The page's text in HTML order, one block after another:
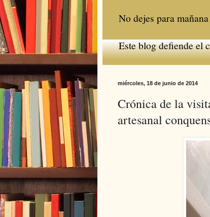
No dejes para
Este blog defiende el
miércoles, 18 de junio de 2014
Crónica de la
artesanal